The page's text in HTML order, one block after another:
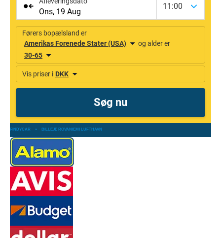
FINDYCAR » BILLEJE ROVANIEMI LUFTHAVN